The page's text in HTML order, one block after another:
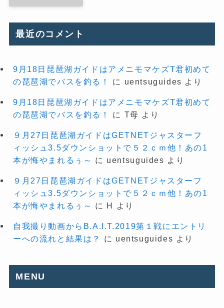
最近のコメント
9月18日琵琶湖ガイドはアメニモマケズT君初めて
の琵琶湖でバスを釣る！
に uentsuguides より
9月18日琵琶湖ガイドはアメニモマケズT君初めて
の琵琶湖でバスを釣る！
に T母 より
９月27日琵琶湖ガイドはGETNETジャスターフ
ィッシュ3.5ダウンショットで５２ｃｍ他！あの1
本が悔やまれるぅ～
に uentsuguides より
９月27日琵琶湖ガイドはGETNETジャスターフ
ィッシュ3.5ダウンショットで５２ｃｍ他！あの1
本が悔やまれるぅ～
に H より
自我撮り動画からB.A.I.T.2019第１戦にエントリ
ーへの流れと結果は？
に uentsuguides より
MENU